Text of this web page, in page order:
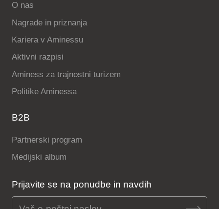
O nas
Nagrade in priznanja
Kariera v Aminessu
Aktivni razpisi
Aminess za trajnostni turizem
Politike Aminessa
B2B
Partnerski program
Medijski album
Prijavite se na ponudbe in navdih